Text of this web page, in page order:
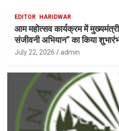
EDITOR HARIDWAR
आम महोत्सव कार्यक्रम में
संजीवनी अभियान” का किया
July 22, 2026 admin